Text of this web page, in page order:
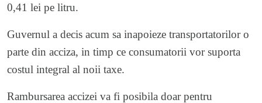
0,41 lei pe litru.
Guvernul a decis acum sa inapoieze transportatorilor o
parte din acciza, in timp ce consumatorii vor suporta
costul integral al noii taxe.
Rambursarea accizei va fi posibila doar pentru